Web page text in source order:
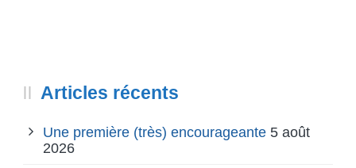
Articles récents
Une première (très) encourageante 5 août
2026